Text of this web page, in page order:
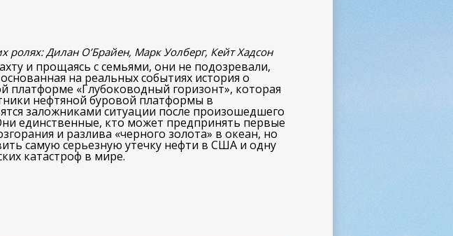
ролях: Дилан О’Брайен, Марк Уолберг, Кейт Хадсон
и прощаясь с семьями, они не подозревали,
на реальных событиях история о
платформе «Глубоководный горизонт», которая
нефтяной буровой платформы в
заложниками ситуации после произошедшего
единственные, кто может предпринять первые
и разлива «черного золота» в океан, но
самую серьезную утечку нефти в США и одну
катастроф в мире.